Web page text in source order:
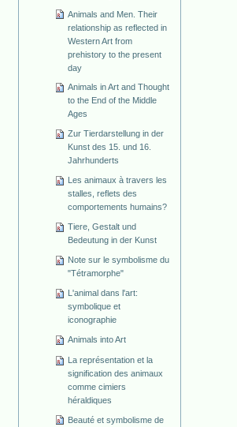
Animals and Men. Their
relationship as reflected in
Western Art from
prehistory to the present
day
Animals in Art and Thought
to the End of the Middle
Ages
Zur Tierdarstellung in der
Kunst des 15. und 16.
Jahrhunderts
Les animaux à travers les
stalles, reflets des
comportements humains?
Tiere, Gestalt und
Bedeutung in der Kunst
Note sur le symbolisme du
"Tétramorphe"
L'animal dans l'art:
symbolique et
iconographie
Animals into Art
La représentation et la
signification des animaux
comme cimiers
héraldiques
Beauté et symbolisme de